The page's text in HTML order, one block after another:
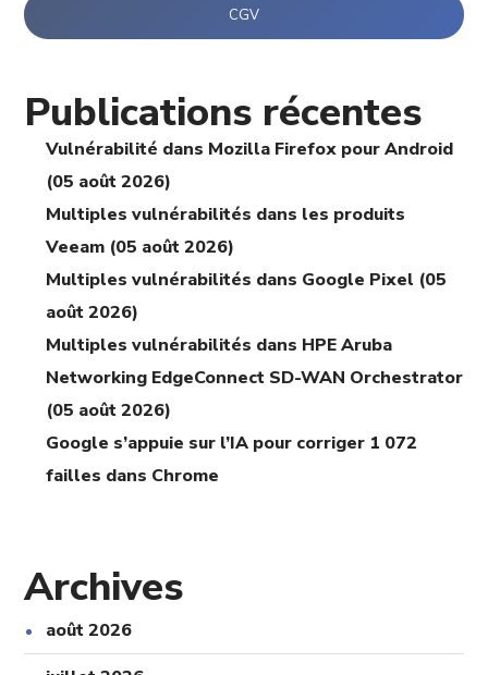
CGV
Publications récentes
Vulnérabilité dans Mozilla Firefox pour Android
(05 août 2026)
Multiples vulnérabilités dans les produits
Veeam (05 août 2026)
Multiples vulnérabilités dans Google Pixel (05
août 2026)
Multiples vulnérabilités dans HPE Aruba
Networking EdgeConnect SD-WAN Orchestrator
(05 août 2026)
Google s’appuie sur l’IA pour corriger 1 072
failles dans Chrome
Archives
août 2026